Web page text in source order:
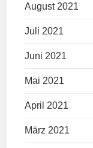
August 2021
Juli 2021
Juni 2021
Mai 2021
April 2021
März 2021